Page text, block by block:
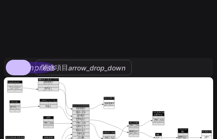
compress
関連項目arrow_drop_down